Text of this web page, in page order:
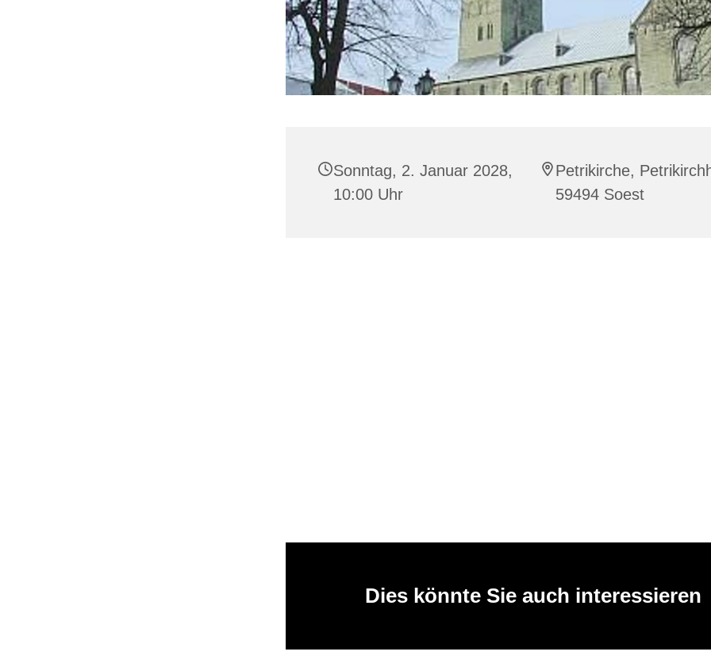
Sonntag, 2. Januar 2028,
10:00 Uhr
Petrikirche,
59494 Soest
Dies könnte Sie auch interessieren